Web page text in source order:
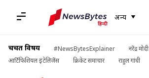
अन्य
चर्चित विषय #NewsBytesExplainer
नरेंद्र मोदी
आर्टिफिशियल इंटेलिजेंस
क्रिकेट समाचार राहुल गांधी